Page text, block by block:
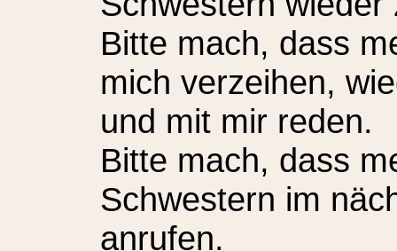
Bitte mach, dass
mich verzeihen,
und mit mir reden.
Bitte mach, dass
Schwestern im
anrufen.